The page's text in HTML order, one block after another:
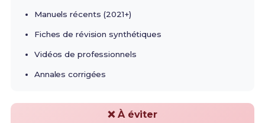
Manuels récents (2021+)
Fiches de révision synthétiques
Vidéos de professionnels
Annales corrigées
❌ À éviter